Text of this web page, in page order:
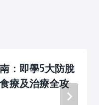
：即學5大防脫
療及治療全攻